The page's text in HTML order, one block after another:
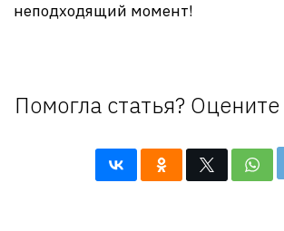
неподходящий момент!
Помогла статья? Оцените